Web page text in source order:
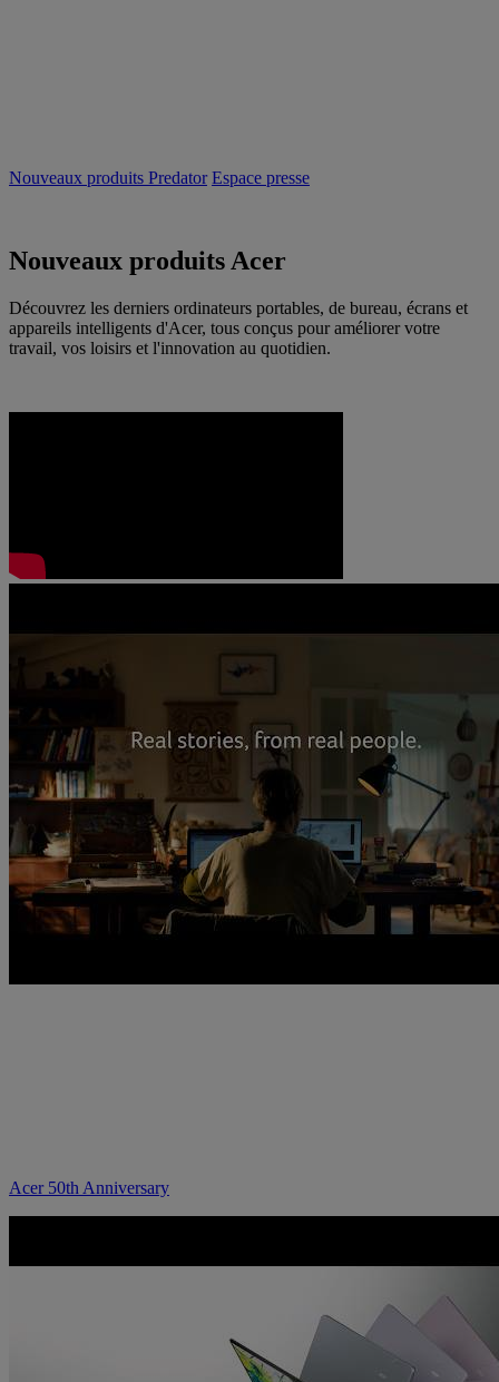
Nouveaux produits Predator Espace presse
Nouveaux produits Acer
Découvrez les derniers ordinateurs portables, de bureau, écrans et
appareils intelligents d'Acer, tous conçus pour améliorer votre
travail, vos loisirs et l'innovation au quotidien.
Acer 50th Anniversary